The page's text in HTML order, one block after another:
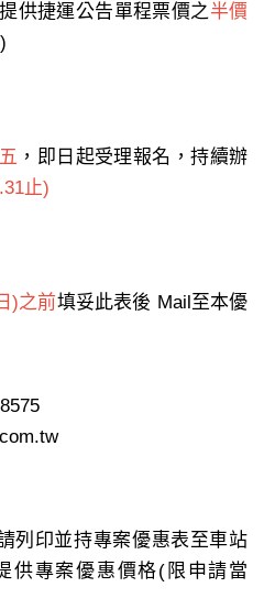
供捷運公告單程票價之半價
，即日起受理報名，持續辦
止)
)之前填妥此表後 Mail至本優
列印並持專案優惠表至車站
供專案優惠價格(限申請當